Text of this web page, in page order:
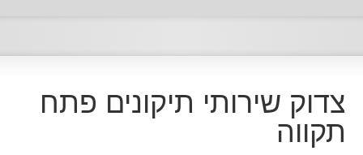
צדוק שירותי תיקונים פתח
תקווה